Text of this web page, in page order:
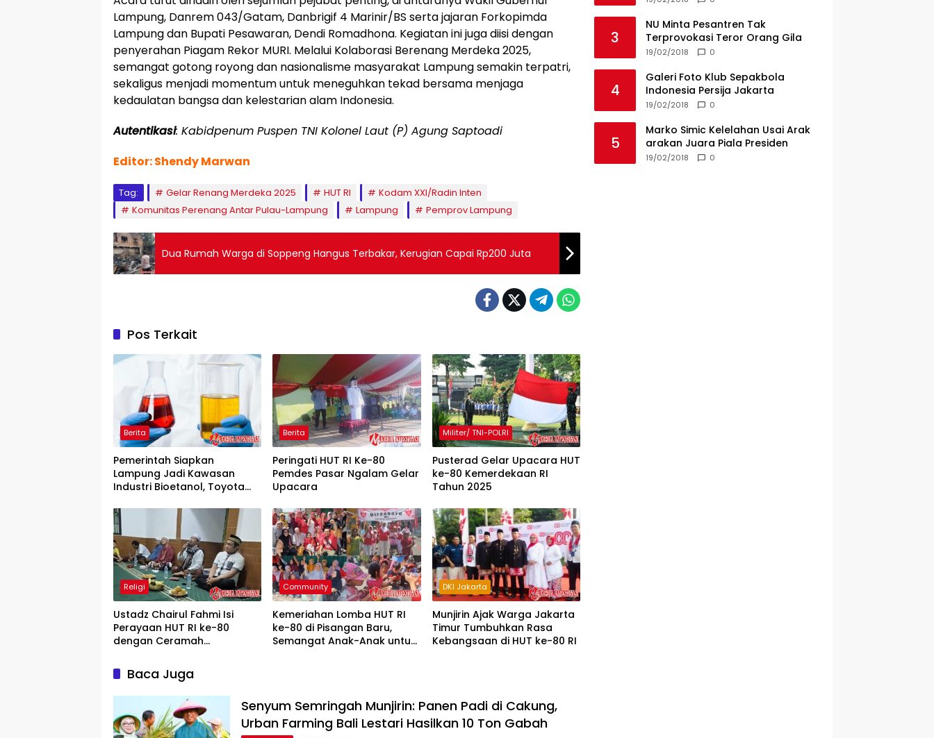
Lampung, Danrem 043/Gatam, Danbrigif 4 Marinir/BS serta jajaran Forkopimda
Lampung dan Bupati Pesawaran, Dendi Romadhona. Kegiatan ini juga diisi dengan
penyerahan Piagam Rekor MURI. Melalui Kolaborasi Berenang Merdeka 2025,
semangat gotong royong dan nasionalisme masyarakat Lampung semakin terpatri,
sekaligus menjadi momentum untuk meneguhkan tekad bersama menjaga
kedaulatan bangsa dan kelestarian alam Indonesia.
Autentikasi: Kabidpenum Puspen TNI Kolonel Laut (P) Agung Saptoadi
Editor: Shendy Marwan
Tag: Gelar Renang Merdeka 2025 HUT RI
Kodam XXI/Radin Inten
Komunitas Perenang Antar Pulau-Lampung
Lampung Pemprov Lampung
Dua Rumah Warga di Soppeng Hangus Terbakar, Kerugian Capai Rp200 Juta
Pos Terkait
Berita
Pemerintah Siapkan
Lampung Jadi Kawasan
Industri Bioetanol, Toyota
Berita
Peringati HUT RI Ke-80
Pemdes Pasar Ngalam Gelar
Upacara
Militer/ TNI-POLRI
Pusterad Gelar Upacara HUT
ke-80 Kemerdekaan RI
Tahun 2025
Religi
Ustadz Chairul Fahmi Isi
Perayaan HUT RI ke-80
dengan Ceramah
Nururrohman
Community
Kemeriahan Lomba HUT RI
ke-80 di Pisangan Baru,
Semangat Anak-Anak untuk
DKI Jakarta
Munjirin Ajak Warga Jakarta
Timur Tumbuhkan Rasa
Kebangsaan di HUT ke-80 RI
Baca Juga
Senyum Semringah Munjirin: Panen Padi di Cakung,
Urban Farming Bali Lestari Hasilkan 10 Ton Gabah
3
NU Minta Pesantren Tak
Terprovokasi Teror Orang Gila
19/02/2018 0
4
Galeri Foto Klub Sepakbola
Indonesia Persija Jakarta
19/02/2018 0
5
Marko Simic Kelelahan Usai Arak
arakan Juara Piala Presiden
19/02/2018 0